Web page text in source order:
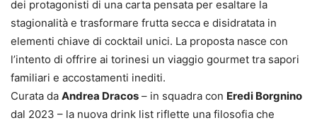
dei protagonisti di una carta pensata per esaltare la
stagionalità e trasformare frutta secca e disidratata in
elementi chiave di cocktail unici. La proposta nasce con
l’intento di offrire ai torinesi un viaggio gourmet tra sapori
familiari e accostamenti inediti.
Curata da Andrea Dracos – in squadra con Eredi Borgnino
dal 2023 – la nuova drink list riflette una filosofia che